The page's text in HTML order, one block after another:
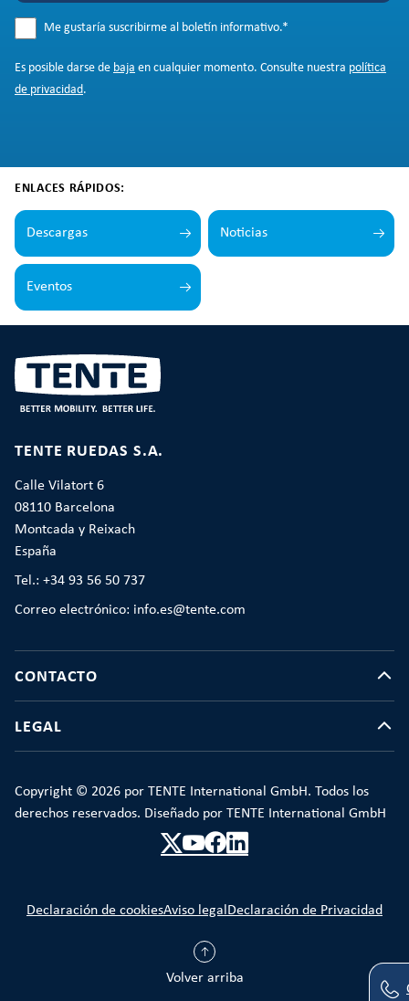
Me gustaría suscribirme al boletín informativo.*
Es posible darse de baja en cualquier momento. Consulte nuestra política
de privacidad.
ENLACES RÁPIDOS:
Descargas Noticias
Eventos
TENTE RUEDAS S.A.
Calle Vilatort 6
08110 Barcelona
Montcada y Reixach
España
Tel.: +34 93 56 50 737
Correo electrónico: info.es@tente.com
CONTACTO
LEGAL
Copyright © 2026 por TENTE International GmbH. Todos los
derechos reservados. Diseñado por TENTE International GmbH
Volver arriba
Declaración de cookiesAviso legalDeclaración de Privacidad